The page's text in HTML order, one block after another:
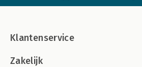
Klantenservice
Zakelijk